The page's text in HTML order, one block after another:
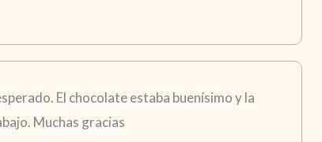
El chocolate estaba buenísimo y la
Muchas gracias